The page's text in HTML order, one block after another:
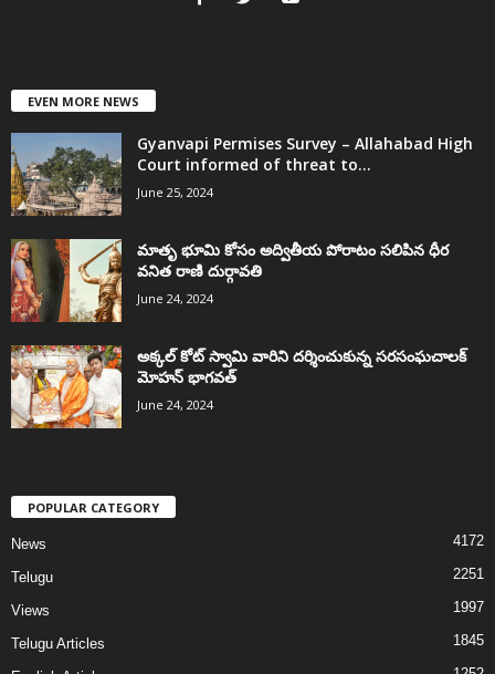
EVEN MORE NEWS
Gyanvapi Permises Survey – Allahabad High
Court informed of threat to...
June 25, 2024
మాతృ భూమి కోసం అద్వితీయ పోరాటం సలిపిన ధీర
వనిత రాణి దుర్గావతి
June 24, 2024
అక్కల్‌ కోట్‌ స్వామి వారిని దర్శించుకున్న సరసంఘచాలక్
మోహన్ భాగవత్
June 24, 2024
POPULAR CATEGORY
News 4172
Telugu 2251
Views 1997
Telugu Articles 1845